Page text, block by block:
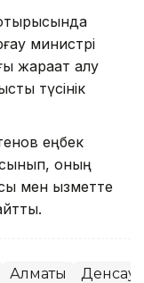
отырысында
министрі
жарақат алу
түсінік
еңбек
ұсынып, оның
мен қызметте
Алматы